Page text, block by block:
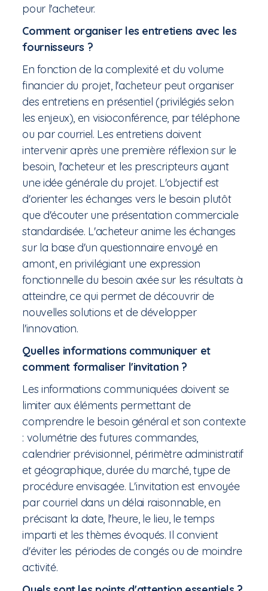
pour l'acheteur.
Comment organiser les entretiens avec les
fournisseurs ?
En fonction de la complexité et du volume
financier du projet, l'acheteur peut organiser
des entretiens en présentiel (privilégiés selon
les enjeux), en visioconférence, par téléphone
ou par courriel. Les entretiens doivent
intervenir après une première réflexion sur le
besoin, l'acheteur et les prescripteurs ayant
une idée générale du projet. L'objectif est
d'orienter les échanges vers le besoin plutôt
que d'écouter une présentation commerciale
standardisée. L'acheteur anime les échanges
sur la base d'un questionnaire envoyé en
amont, en privilégiant une expression
fonctionnelle du besoin axée sur les résultats à
atteindre, ce qui permet de découvrir de
nouvelles solutions et de développer
l'innovation.
Quelles informations communiquer et
comment formaliser l'invitation ?
Les informations communiquées doivent se
limiter aux éléments permettant de
comprendre le besoin général et son contexte
: volumétrie des futures commandes,
calendrier prévisionnel, périmètre administratif
et géographique, durée du marché, type de
procédure envisagée. L'invitation est envoyée
par courriel dans un délai raisonnable, en
précisant la date, l'heure, le lieu, le temps
imparti et les thèmes évoqués. Il convient
d'éviter les périodes de congés ou de moindre
activité.